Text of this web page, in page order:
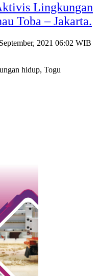
Lingkungan
Toba – Jakarta.
2021 06:02 WIB
hidup, Togu